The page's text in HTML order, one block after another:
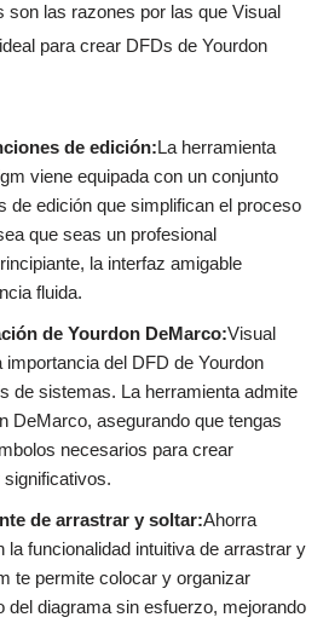
son las razones por las que Visual
para crear DFDs de Yourdon
de edición:La herramienta
viene equipada con un conjunto
de edición que simplifican el proceso
que seas un profesional
la interfaz amigable
fluida.
de Yourdon DeMarco:Visual
del DFD de Yourdon
de sistemas. La herramienta admite
DeMarco, asegurando que tengas
necesarios para crear
de arrastrar y soltar:Ahorra
la funcionalidad intuitiva de arrastrar y
te permite colocar y organizar
del diagrama sin esfuerzo, mejorando